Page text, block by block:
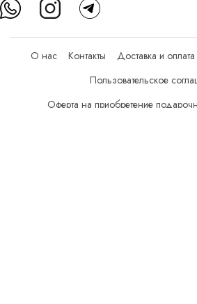
О нас Контакты Доставка и оплата
Пользовательское
Оферта на приобретение